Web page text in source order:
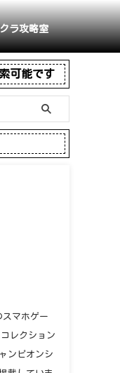
ラ攻略室
可能です
スマホゲー
レクション
ンピオンシ